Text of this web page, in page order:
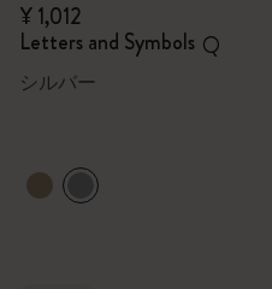
¥ 1,012
Letters and Symbols Q
シルバー